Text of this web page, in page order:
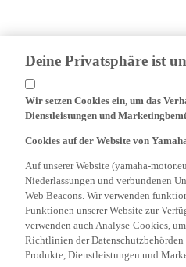
Deine Privatsphäre ist
Wir setzen Cookies ein, um das
Dienstleistungen und
Cookies auf der Website von
Auf unserer Website (yamaha-
Niederlassungen und verbundenen
Web Beacons. Wir verwenden
Funktionen unserer Website zur
verwenden auch Analyse-Cookies,
Richtlinien der Datenschutzbehörden
Produkte, Dienstleistungen und